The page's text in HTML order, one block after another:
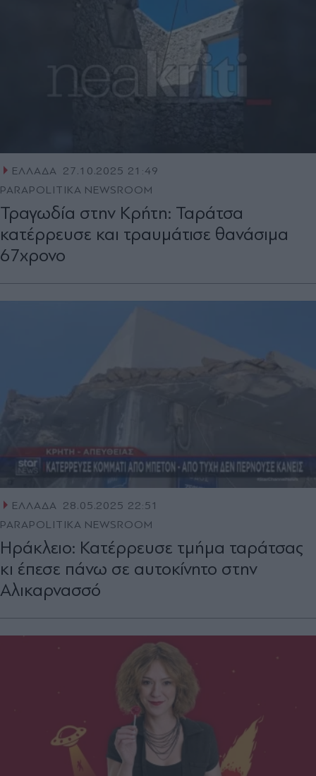
ΕΛΛΑΔΑ 27.10.2025 21:49
PARAPOLITIKA NEWSROOM
Τραγωδία στην Κρήτη: Ταράτσα
κατέρρευσε και τραυμάτισε θανάσιμα
67χρονο
ΕΛΛΑΔΑ 28.05.2025 22:51
PARAPOLITIKA NEWSROOM
Ηράκλειο: Κατέρρευσε τμήμα ταράτσας
κι έπεσε πάνω σε αυτοκίνητο στην
Αλικαρνασσό